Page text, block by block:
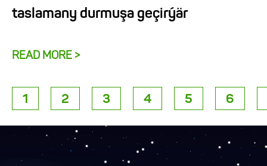
taslamany durmuşa geçirýär
READ MORE >
1 2 3 4 5 6